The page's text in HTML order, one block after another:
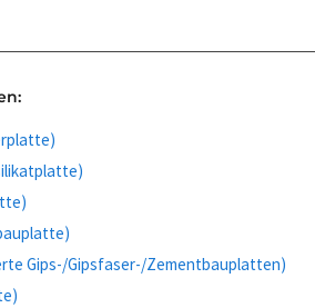
Gips-/Gipsfaser-/Zementbauplatten)